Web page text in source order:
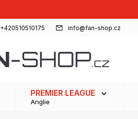
+420510510175 info@fan-shop.cz
PREMIER LEAGUE
Anglie